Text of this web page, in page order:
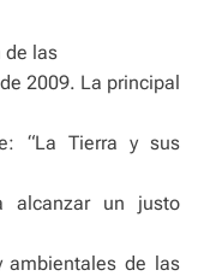
de las
2009. La principal
“La Tierra y sus
alcanzar un justo
ambientales de las